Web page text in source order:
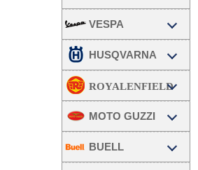
VESPA
HUSQVARNA
MOTO GUZZI
BUELL